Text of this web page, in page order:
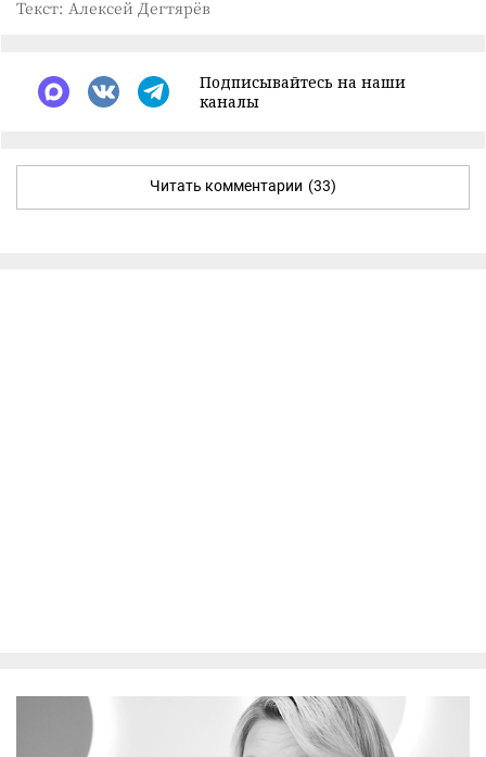
Текст: Алексей Дегтярёв
Подписывайтесь на наши
каналы
Читать комментарии (33)